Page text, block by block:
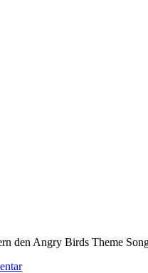
den Angry Birds Theme
zu